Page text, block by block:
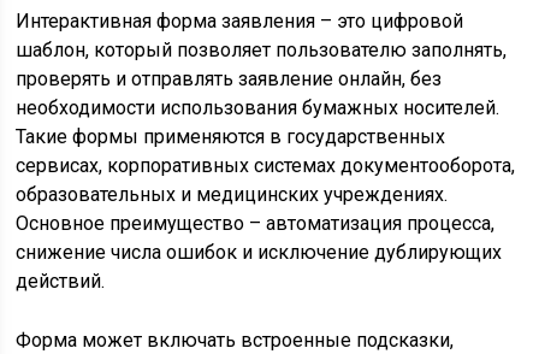
Интерактивная форма заявления – это цифровой
шаблон, который позволяет пользователю заполнять,
проверять и отправлять заявление онлайн, без
необходимости использования бумажных носителей.
Такие формы применяются в государственных
сервисах, корпоративных системах документооборота,
образовательных и медицинских учреждениях.
Основное преимущество – автоматизация процесса,
снижение числа ошибок и исключение дублирующих
действий.
Форма может включать встроенные подсказки,